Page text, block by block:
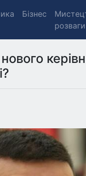
Бізнес
розваги